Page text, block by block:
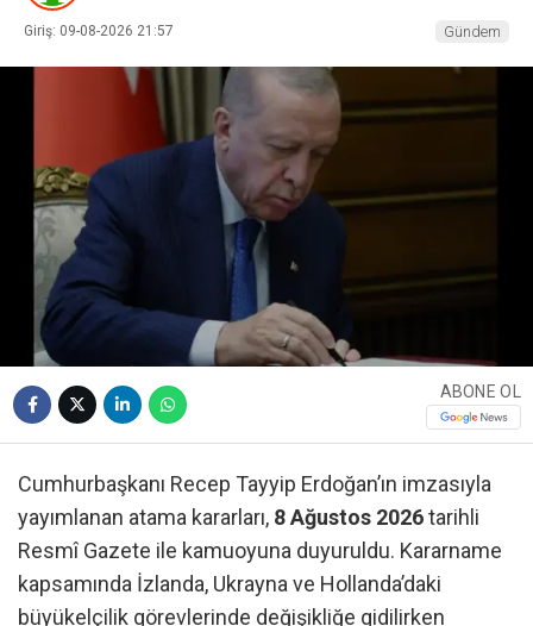
Giriş: 09-08-2026 21:57 Gündem
ABONE OL
Cumhurbaşkanı Recep Tayyip Erdoğan’ın imzasıyla
yayımlanan atama kararları, 8 Ağustos 2026tarihli
Resmî Gazete ile kamuoyuna duyuruldu. Kararname
kapsamında İzlanda, Ukrayna ve Hollanda’daki
büyükelçilik görevlerinde değişikliğe gidilirken